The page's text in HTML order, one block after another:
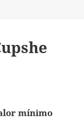
mínimo